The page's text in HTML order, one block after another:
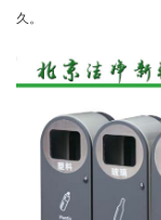
久。